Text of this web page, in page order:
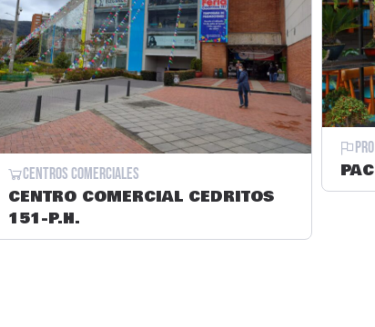
Centros Comerciales
CENTRO COMERCIAL CEDRITOS
151-P.H.